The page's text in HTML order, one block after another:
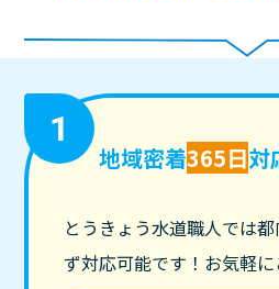
1
地域密着365日対
とうきょう水道職人では
ず対応可能です！お気軽に